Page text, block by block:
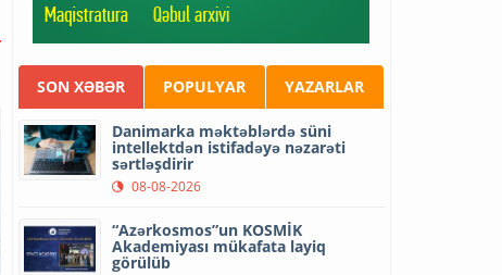
SON XƏBƏR POPULYAR YAZARLAR
Danimarka məktəblərdə süni
intellektdən istifadəyə nəzarəti
sərtləşdirir
08-08-2026
“Azərkosmos”un KOSMİK
Akademiyası mükafata layiq
görülüb